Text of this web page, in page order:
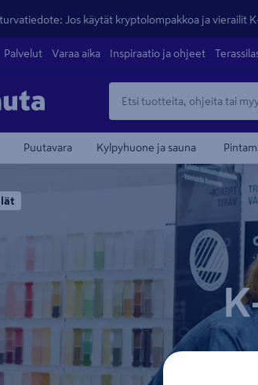
Jos käytät kryptolompakkoa ja vierailit
Palvelut Varaa aika Inspiraatio ja ohjeet
Puutavara Kylpyhuone ja sauna